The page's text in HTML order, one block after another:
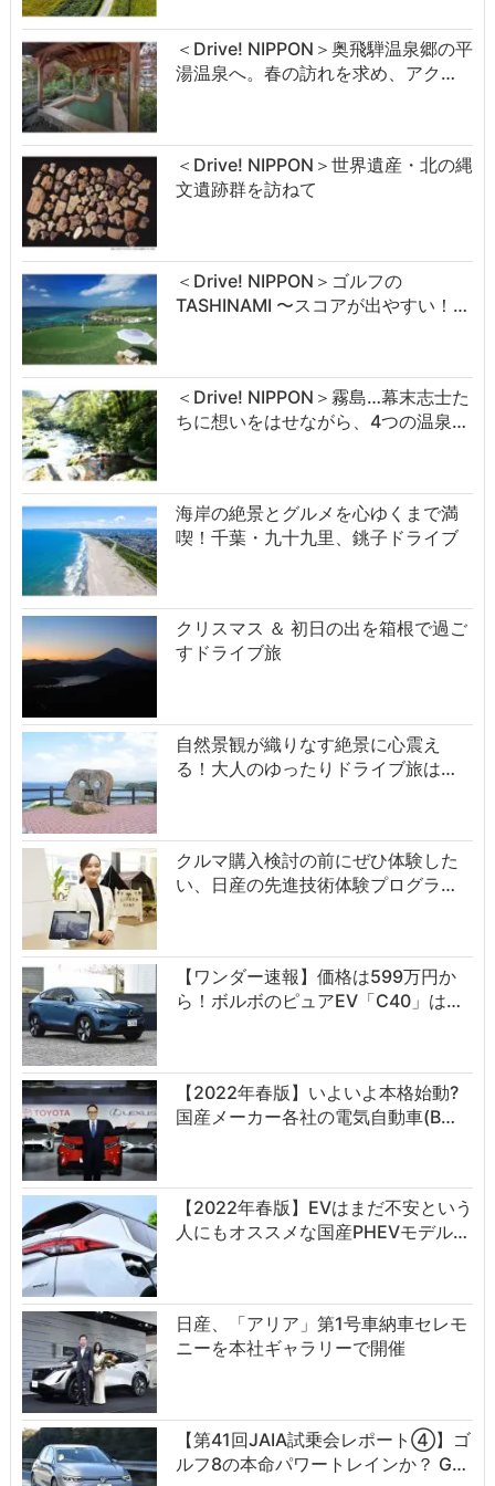
＜Drive! NIPPON＞奥飛騨温泉郷の平
湯温泉へ。春の訪れを求め、アク…
＜Drive! NIPPON＞世界遺産・北の縄
文遺跡群を訪ねて
＜Drive! NIPPON＞ゴルフの
TASHINAMI 〜スコアが出やすい！…
＜Drive! NIPPON＞霧島…幕末志士た
ちに想いをはせながら、4つの温泉…
海岸の絶景とグルメを心ゆくまで満
喫！千葉・九十九里、銚子ドライブ
クリスマス ＆ 初日の出を箱根で過ご
すドライブ旅
自然景観が織りなす絶景に心震え
る！大人のゆったりドライブ旅は…
クルマ購入検討の前にぜひ体験した
い、日産の先進技術体験プログラ…
【ワンダー速報】価格は599万円か
ら！ボルボのピュアEV「C40」は…
【2022年春版】いよいよ本格始動?
国産メーカー各社の電気自動車(B…
【2022年春版】EVはまだ不安という
人にもオススメな国産PHEVモデル…
日産、「アリア」第1号車納車セレモ
ニーを本社ギャラリーで開催
【第41回JAIA試乗会レポート④】ゴ
ルフ8の本命パワートレインか？ G…